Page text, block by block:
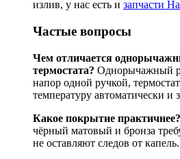
излив, у нас есть и запчасти
Частые вопросы
Чем отличается
термостата? Однорычажный
напор одной ручкой,
температуру автоматически и
Какое покрытие практичнее?
чёрный матовый и бронза
не оставляют следов от капель.